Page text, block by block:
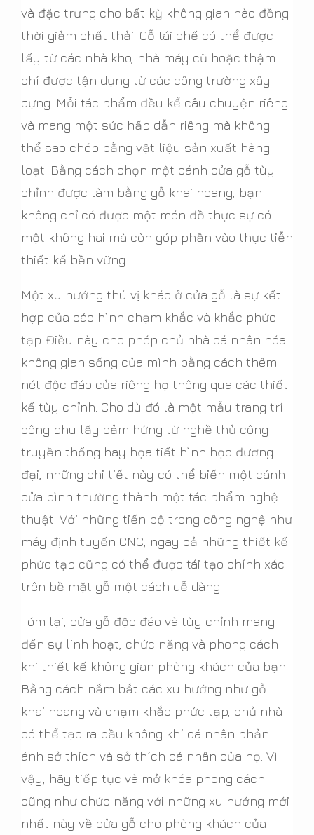
và đặc trưng cho bất kỳ không gian nào đồng
thời giảm chất thải. Gỗ tái chế có thể được
lấy từ các nhà kho, nhà máy cũ hoặc thậm
chí được tận dụng từ các công trường xây
dựng. Mỗi tác phẩm đều kể câu chuyện riêng
và mang một sức hấp dẫn riêng mà không
thể sao chép bằng vật liệu sản xuất hàng
loạt. Bằng cách chọn một cánh cửa gỗ tùy
chỉnh được làm bằng gỗ khai hoang, bạn
không chỉ có được một món đồ thực sự có
một không hai mà còn góp phần vào thực tiễn
thiết kế bền vững.
Một xu hướng thú vị khác ở cửa gỗ là sự kết
hợp của các hình chạm khắc và khắc phức
tạp. Điều này cho phép chủ nhà cá nhân hóa
không gian sống của mình bằng cách thêm
nét độc đáo của riêng họ thông qua các thiết
kế tùy chỉnh. Cho dù đó là một mẫu trang trí
công phu lấy cảm hứng từ nghề thủ công
truyền thống hay họa tiết hình học đương
đại, những chi tiết này có thể biến một cánh
cửa bình thường thành một tác phẩm nghệ
thuật. Với những tiến bộ trong công nghệ như
máy định tuyến CNC, ngay cả những thiết kế
phức tạp cũng có thể được tái tạo chính xác
trên bề mặt gỗ một cách dễ dàng.
Tóm lại, cửa gỗ độc đáo và tùy chỉnh mang
đến sự linh hoạt, chức năng và phong cách
khi thiết kế không gian phòng khách của bạn.
Bằng cách nắm bắt các xu hướng như gỗ
khai hoang và chạm khắc phức tạp, chủ nhà
có thể tạo ra bầu không khí cá nhân phản
ánh sở thích và sở thích cá nhân của họ. Vì
vậy, hãy tiếp tục và mở khóa phong cách
cũng như chức năng với những xu hướng mới
nhất này về cửa gỗ cho phòng khách của